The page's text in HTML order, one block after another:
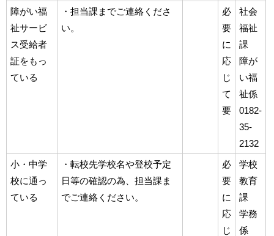
障がい福
祉サービ
ス受給者
証をもっ
ている
・担当課までご連絡くださ
い。
必
要
に
応
じ
て
要
社会
福祉
課
障が
い福
祉係
0182-
35-
2132
小・中学
校に通っ
ている
・転校先学校名や登校予定
日等の確認の為、担当課ま
でご連絡ください。
必
要
に
応
じ
学校
教育
課
学務
係